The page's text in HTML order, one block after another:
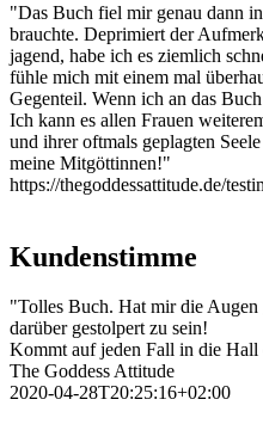
"Das Buch fiel mir genau dann
brauchte. Deprimiert der
jagend, habe ich es ziemlich
fühle mich mit einem mal
Gegenteil. Wenn ich an das
Ich kann es allen Frauen
und ihrer oftmals geplagten
meine Mitgöttinnen!"
https://thegoddessattitude.de/
Kundenstimme
"Tolles Buch. Hat mir die
darüber gestolpert zu sein!
Kommt auf jeden Fall in die
The Goddess Attitude
2020-04-28T20:25:16+02:00